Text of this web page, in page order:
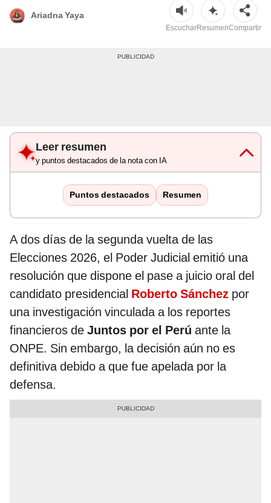
Ariadna Yaya
EscucharResumenCompartir
Leer resumen
y puntos destacados de la nota con IA
Puntos destacados Resumen
A dos días de la segunda vuelta de las
Elecciones 2026, el Poder Judicial emitió una
resolución que dispone el pase a juicio oral del
candidato presidencial Roberto Sánchez por
una investigación vinculada a los reportes
financieros de Juntos por el Perú ante la
ONPE. Sin embargo, la decisión aún no es
definitiva debido a que fue apelada por la
defensa.